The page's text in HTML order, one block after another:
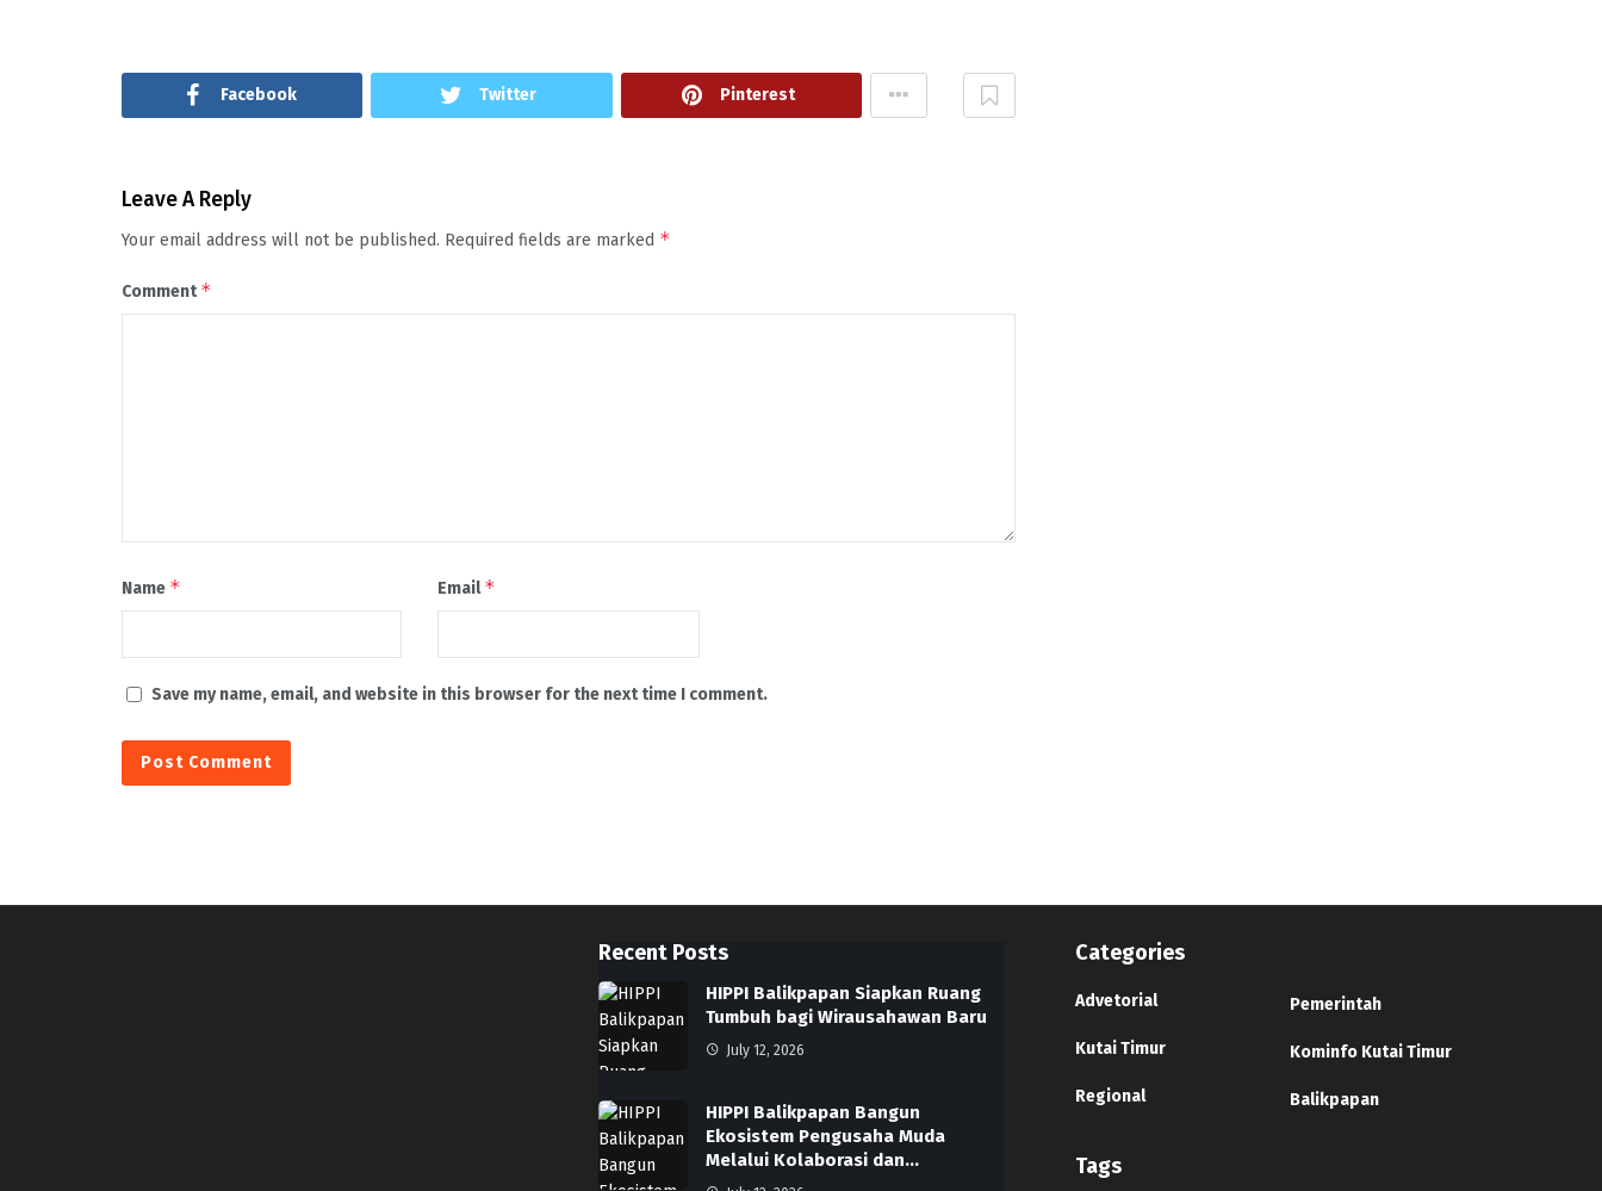
Facebook Twitter Pinterest
Leave A Reply
Your email address will not be published. Required fields are marked *
Comment*
Name * Email*
Save my name, email, and website in this browser for the next time I comment.
Recent Posts
HIPPI Balikpapan Siapkan Ruang
Tumbuh bagi Wirausahawan Baru
July 12, 2026
HIPPI Balikpapan Bangun
Ekosistem Pengusaha Muda
Melalui Kolaborasi dan…
Categories
Advetorial
Kutai Timur
Regional
Pemerintah
Kominfo Kutai Timur
Balikpapan
Tags